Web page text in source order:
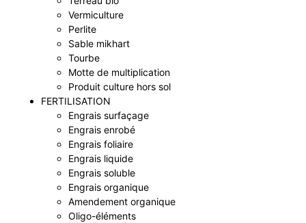
Vermiculture
Perlite
Sable mikhart
Tourbe
Motte de multiplication
Produit culture hors sol
FERTILISATION
Engrais surfaçage
Engrais enrobé
Engrais foliaire
Engrais liquide
Engrais soluble
Engrais organique
Amendement organique
Oligo-éléments